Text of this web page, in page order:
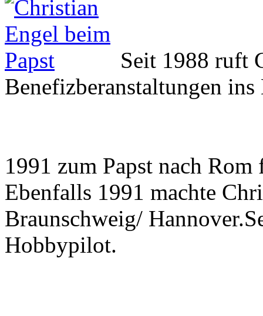
Seit 1988 ruft
Benefizberanstaltungen
1991 zum Papst nach
Ebenfalls 1991 machte
Braunschweig/
Hobbypilot.